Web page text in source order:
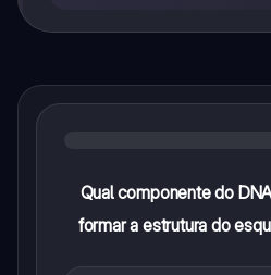
Qual componente do
formar a estrutura do